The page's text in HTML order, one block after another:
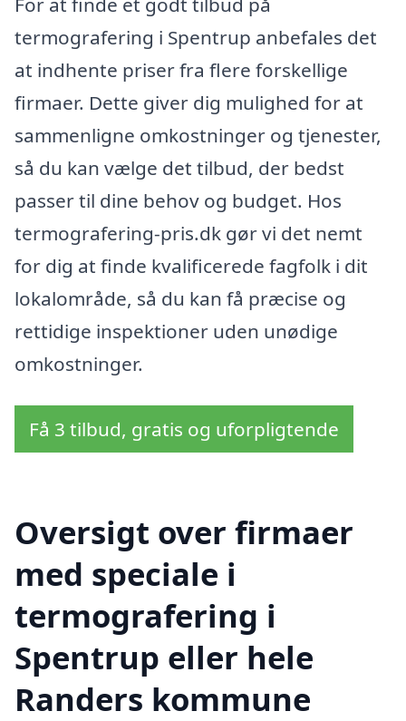
termografering i Spentrup anbefales det
at indhente priser fra flere forskellige
firmaer. Dette giver dig mulighed for at
sammenligne omkostninger og tjenester,
så du kan vælge det tilbud, der bedst
passer til dine behov og budget. Hos
termografering-pris.dk gør vi det nemt
for dig at finde kvalificerede fagfolk i dit
lokalområde, så du kan få præcise og
rettidige inspektioner uden unødige
omkostninger.
Få 3 tilbud, gratis og uforpligtende
Oversigt over firmaer
med speciale i
termografering i
Spentrup eller hele
Randers kommune